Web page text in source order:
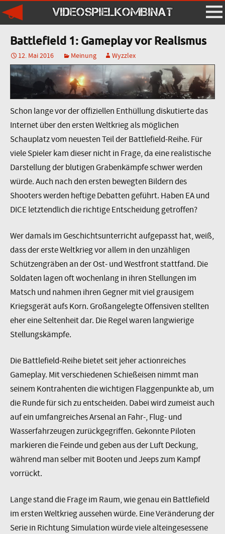
VIDEOSPIELKOMBINAT
Battlefield 1: Gameplay vor Realismus
12. Mai 2016 Meinung Wyzzlex
Schon lange vor der offiziellen Enthüllung diskutierte das
Internet über den ersten Weltkrieg als möglichen
Schauplatz vom neuesten Teil der Battlefield-Reihe. Für
viele Spieler kam dieser nicht in Frage, da eine realistische
Darstellung der blutigen Grabenkämpfe schwer werden
würde. Auch nach den ersten bewegten Bildern des
Shooters werden heftige Debatten geführt. Haben EA und
DICE letztendlich die richtige Entscheidung getroffen?
Wer damals im Geschichtsunterricht aufgepasst hat, weiß,
dass der erste Weltkrieg vor allem in den unzähligen
Schützengräben an der Ost- und Westfront stattfand. Die
Soldaten lagen oft wochenlang in ihren Stellungen im
Matsch und nahmen ihren Gegner mit viel grausigem
Kriegsgerät aufs Korn. Großangelegte Offensiven stellten
eher eine Seltenheit dar. Die Regel waren langwierige
Stellungskämpfe.
Die Battlefield-Reihe bietet seit jeher actionreiches
Gameplay. Mit verschiedenen Schießeisen nimmt man
seinem Kontrahenten die wichtigen Flaggenpunkte ab, um
die Runde für sich zu entscheiden. Dabei wird zumeist auch
auf ein umfangreiches Arsenal an Fahr-, Flug- und
Wasserfahrzeugen zurückgegriffen. Gekonnte Piloten
markieren die Feinde und geben aus der Luft Deckung,
während man selber mit Booten und Jeeps zum Kampf
vorrückt.
Lange stand die Frage im Raum, wie genau ein Battlefield
im ersten Weltkrieg aussehen würde. Eine Veränderung der
Serie in Richtung Simulation würde viele alteingesessene